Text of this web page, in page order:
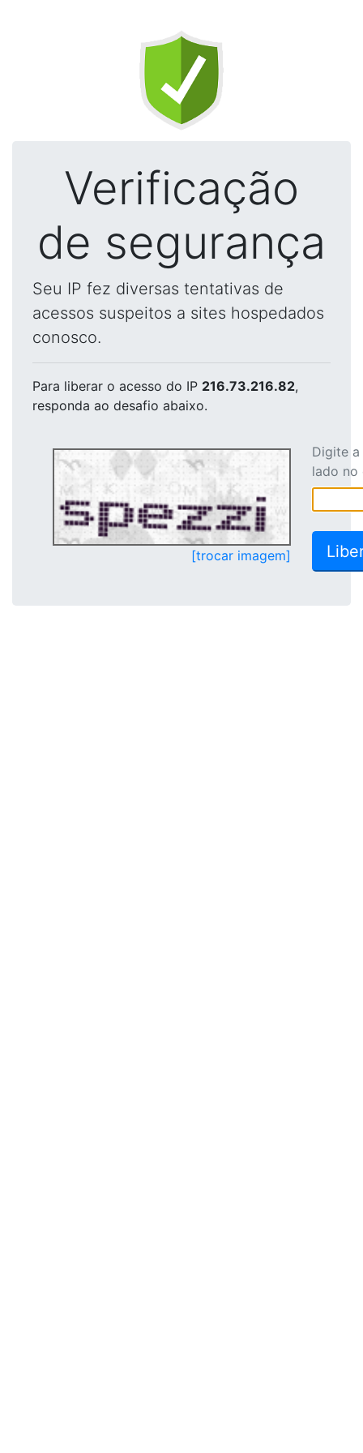
Verificação
de segurança
Seu IP fez diversas tentativas de
acessos suspeitos a sites hospedados
conosco.
Para liberar o acesso do IP 216.73.216.82,
responda ao desafio abaixo.
[trocar imagem]
Digite
lado no